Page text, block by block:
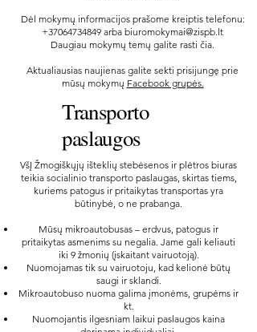
Dėl mokymų informacijos prašome kreiptis telefonu:
+37064734849 arba biuromokymai@zispb.lt
Daugiau mokymų temų galite rasti čia.
Aktualiausias naujienas galite sekti prisijungę prie
mūsų mokymų Facebook grupės.
Transporto
paslaugos
VšĮ Žmogiškųjų išteklių stebėsenos ir plėtros biuras
teikia socialinio transporto paslaugas, skirtas tiems,
kuriems patogus ir pritaikytas transportas yra
būtinybė, o ne prabanga.
Mūsų mikroautobusas – erdvus, patogus ir
pritaikytas asmenims su negalia. Jame gali keliauti
iki 9 žmonių (įskaitant vairuotoją).
Nuomojamas tik su vairuotoju, kad kelionė būtų
saugi ir sklandi.
Mikroautobuso nuoma galima įmonėms, grupėms ir
kt.
Nuomojantis ilgesniam laikui paslaugos kaina